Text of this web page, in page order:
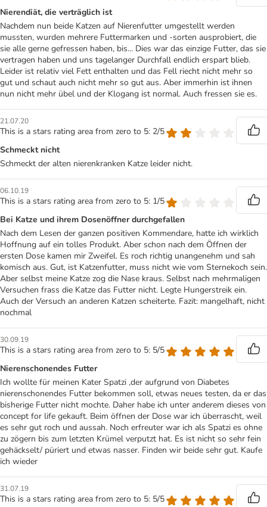
Nierendiät, die verträglich ist
Nachdem nun beide Katzen auf Nierenfutter umgestellt werden
mussten, wurden mehrere Futtermarken und -sorten ausprobiert, die
sie alle gerne gefressen haben, bis... Dies war das einzige Futter, das sie
vertragen haben und uns tagelanger Durchfall endlich erspart blieb.
Leider ist relativ viel Fett enthalten und das Fell riecht nicht mehr so
gut und schaut auch nicht mehr so gut aus. Aber immerhin ist ihnen
nun nicht mehr übel und der Klogang ist normal. Auch fressen sie es.
21.07.20
This is a stars rating area from zero to 5: 2/5
Schmeckt nicht
Schmeckt der alten nierenkranken Katze leider nicht.
06.10.19
This is a stars rating area from zero to 5: 1/5
Bei Katze und ihrem Dosenöffner durchgefallen
Nach dem Lesen der ganzen positiven Kommendare, hatte ich wirklich
Hoffnung auf ein tolles Produkt. Aber schon nach dem Öffnen der
ersten Dose kamen mir Zweifel. Es roch richtig unangenehm und sah
komisch aus. Gut, ist Katzenfutter, muss nicht wie vom Sternekoch sein.
Aber selbst meine Katze zog die Nase kraus. Selbst nach mehrmaligen
Versuchen frass die Katze das Futter nicht. Legte Hungerstreik ein.
Auch der Versuch an anderen Katzen scheiterte. Fazit: mangelhaft, nicht
nochmal
30.09.19
This is a stars rating area from zero to 5: 5/5
Nierenschonendes Futter
Ich wollte für meinen Kater Spatzi ,der aufgrund von Diabetes
nierenschonendes Futter bekommen soll, etwas neues testen, da er das
bisherige Futter nicht mochte. Daher habe ich unter anderem dieses von
concept for life gekauft. Beim öffnen der Dose war ich überrascht, weil
es sehr gut roch und aussah. Noch erfreuter war ich als Spatzi es ohne
zu zögern bis zum letzten Krümel verputzt hat. Es ist nicht so sehr fein
gehäckselt/ püriert und etwas nasser. Finden wir beide sehr gut. Kaufe
ich wieder
31.07.19
This is a stars rating area from zero to 5: 5/5